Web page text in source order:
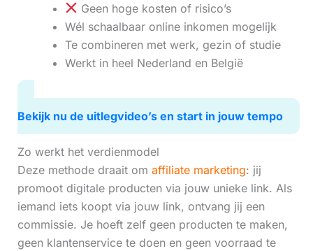
Geen hoge kosten of risico’s
Wél schaalbaar online inkomen mogelijk
Te combineren met werk, gezin of studie
Werkt in heel Nederland en België
Bekijk nu de uitlegvideo’s en start in jouw tempo
Zo werkt het verdienmodel
Deze methode draait om affiliate marketing: jij
promoot digitale producten via jouw unieke link. Als
iemand iets koopt via jouw link, ontvang jij een
commissie. Je hoeft zelf geen producten te maken,
geen klantenservice te doen en geen voorraad te